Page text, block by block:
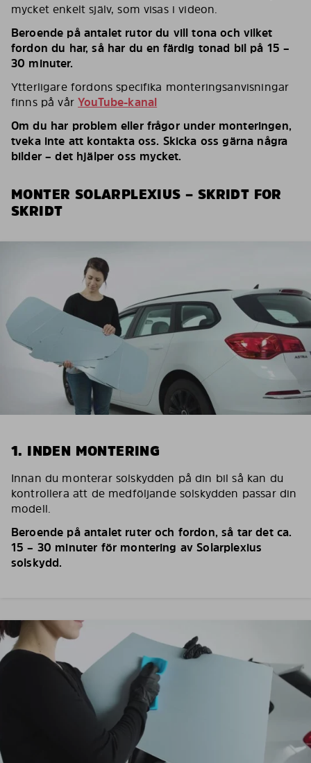
mycket enkelt själv, som visas i videon.
Beroende på antalet rutor du vill tona och vilket
fordon du har, så har du en färdig tonad bil på 15 –
30 minuter.
Ytterligare fordons specifika monteringsanvisningar
finns på vårYouTube-kanal
Om du har problem eller frågor under monteringen,
tveka inte att kontakta oss. Skicka oss gärna några
bilder – det hjälper oss mycket.
MONTER SOLARPLEXIUS – SKRIDT FOR
SKRIDT
1. INDEN MONTERING
Innan du monterar solskydden på din bil så kan du
kontrollera att de medföljande solskydden passar din
modell.
Beroende på antalet ruter och fordon, så tar det ca.
15 – 30 minuter för montering av Solarplexius
solskydd.